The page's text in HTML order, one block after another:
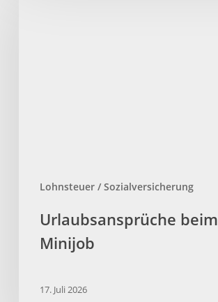
Lohnsteuer / Sozialversicherung
Urlaubsansprüche beim
Minijob
17. Juli 2026